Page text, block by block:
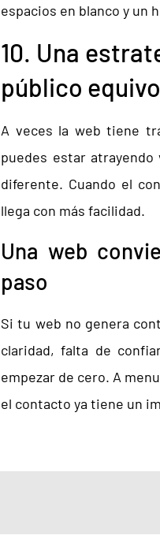
espacios en blanco y un
10. Una
público
A veces la web tiene
puedes estar
diferente. Cuando el
llega con más facilidad.
Una web
paso
Si tu web no genera
claridad, falta de
empezar de cero. A
el contacto ya tiene un